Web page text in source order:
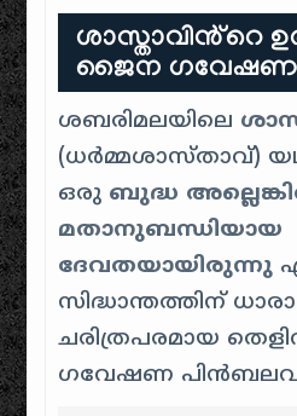
ശാസ്താവിൻ്റെ
ജൈന
ശബരിമലയിലെ
(ധർമ്മശാസ്താവ്)
ഒരു ബുദ്ധ
മതാനുബന്ധിയായ
ദേവതയായിരുന്നു
സിദ്ധാന്തത്തിന്
ചരിത്രപരമായ
ഗവേഷണ